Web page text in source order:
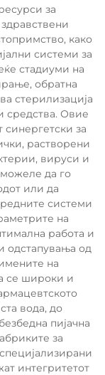
за
како
системи за
стадиуми на
обратна
стерилизација
средства. Овие
за
растворени
вируси и
да го
или да
системи
на
работа и
одстапувања од
на
се широки и
вода, до
пијачна
за
интегритетот